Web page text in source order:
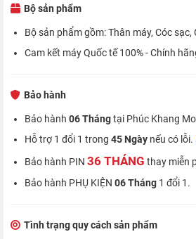
Bộ sản phẩm
Bộ sản phẩm gồm: Thân máy, Cóc sạc,
Cam kết máy Quốc tế 100% - Chính
Bảo hành
Bảo hành 06 Thángtại Phúc Khang
Hỗ trợ 1 đổi 1 trong 45 Ngày nếu có lỗi.
Bảo hành PIN 36 THÁNG thay miễn
Bảo hành PHỤ KIỆN 06 Tháng 1 đổi 1.
Tình trạng quy cách sản phẩm